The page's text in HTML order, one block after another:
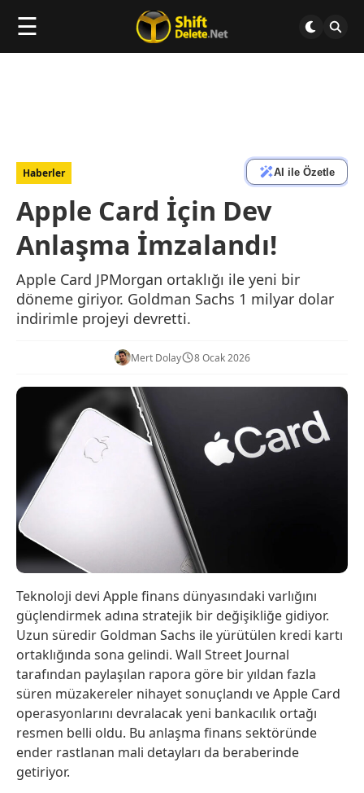
☰
Haberler AI ile Özetle
Apple Card İçin Dev
Anlaşma İmzalandı!
Apple Card JPMorgan ortaklığı ile yeni bir
döneme giriyor. Goldman Sachs 1 milyar dolar
indirimle projeyi devretti.
Mert Dolay 8 Ocak 2026
Teknoloji devi Apple finans dünyasındaki varlığını
güçlendirmek adına stratejik bir değişikliğe gidiyor.
Uzun süredir Goldman Sachs ile yürütülen kredi kartı
ortaklığında sona gelindi. Wall Street Journal
tarafından paylaşılan rapora göre bir yıldan fazla
süren müzakereler nihayet sonuçlandı ve Apple Card
operasyonlarını devralacak yeni bankacılık ortağı
resmen belli oldu. Bu anlaşma finans sektöründe
ender rastlanan mali detayları da beraberinde
getiriyor.